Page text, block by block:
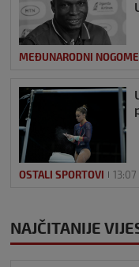
MEĐUNARODNI
OSTALI SPORTOVI 13:07
NAJČITANIJE